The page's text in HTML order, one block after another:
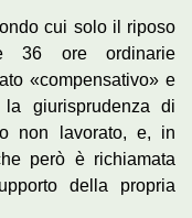
cui solo il riposo
36 ore ordinarie
«compensativo» e
giurisprudenza di
non lavorato, e, in
però è richiamata
della propria